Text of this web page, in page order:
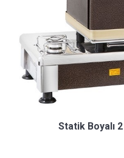
Statik Boyalı